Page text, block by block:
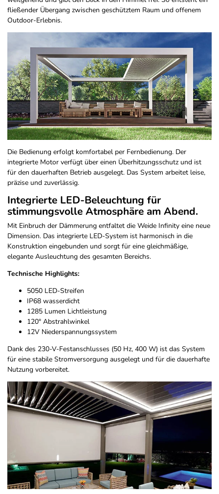
fließender Übergang zwischen geschütztem Raum und offenem
Outdoor-Erlebnis.
Die Bedienung erfolgt komfortabel per Fernbedienung. Der
integrierte Motor verfügt über einen Überhitzungsschutz und ist
für den dauerhaften Betrieb ausgelegt. Das System arbeitet leise,
präzise und zuverlässig.
Integrierte LED-Beleuchtung für
stimmungsvolle Atmosphäre am Abend.
Mit Einbruch der Dämmerung entfaltet die Weide Infinity eine neue
Dimension. Das integrierte LED-System ist harmonisch in die
Konstruktion eingebunden und sorgt für eine gleichmäßige,
elegante Ausleuchtung des gesamten Bereichs.
Technische Highlights:
5050 LED-Streifen
IP68 wasserdicht
1285 Lumen Lichtleistung
120° Abstrahlwinkel
12V Niederspannungssystem
Dank des 230-V-Festanschlusses (50 Hz, 400 W) ist das System
für eine stabile Stromversorgung ausgelegt und für die dauerhafte
Nutzung vorbereitet.